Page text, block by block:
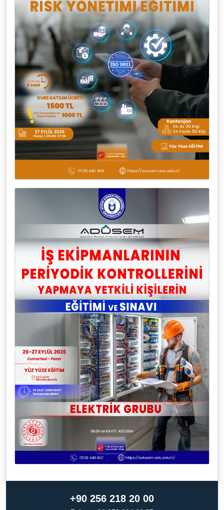
+90 256 218 20 00